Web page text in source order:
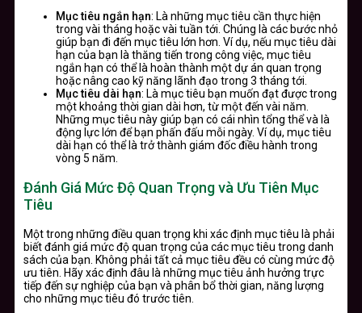
Mục tiêu ngắn hạn: Là những mục tiêu cần thực hiện
trong vài tháng hoặc vài tuần tới. Chúng là các bước nhỏ
giúp bạn đi đến mục tiêu lớn hơn. Ví dụ, nếu mục tiêu dài
hạn của bạn là thăng tiến trong công việc, mục tiêu
ngắn hạn có thể là hoàn thành một dự án quan trọng
hoặc nâng cao kỹ năng lãnh đạo trong 3 tháng tới.
Mục tiêu dài hạn: Là mục tiêu bạn muốn đạt được trong
một khoảng thời gian dài hơn, từ một đến vài năm.
Những mục tiêu này giúp bạn có cái nhìn tổng thể và là
động lực lớn để bạn phấn đấu mỗi ngày. Ví dụ, mục tiêu
dài hạn có thể là trở thành giám đốc điều hành trong
vòng 5 năm.
Đánh Giá Mức Độ Quan Trọng và Ưu Tiên Mục
Tiêu
Một trong những điều quan trọng khi xác định mục tiêu là phải
biết đánh giá mức độ quan trọng của các mục tiêu trong danh
sách của bạn. Không phải tất cả mục tiêu đều có cùng mức độ
ưu tiên. Hãy xác định đâu là những mục tiêu ảnh hưởng trực
tiếp đến sự nghiệp của bạn và phân bổ thời gian, năng lượng
cho những mục tiêu đó trước tiên.